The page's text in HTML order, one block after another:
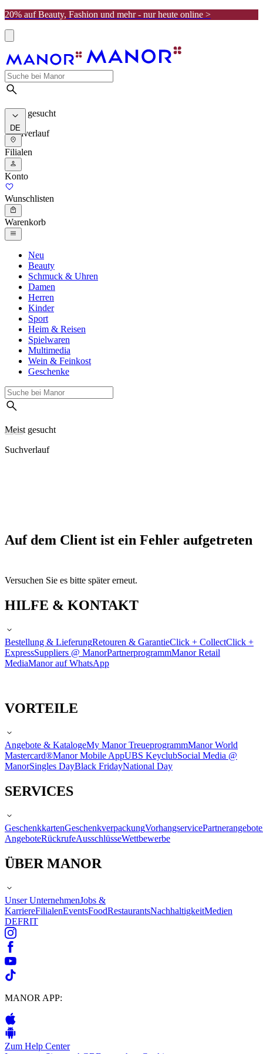
20% auf Beauty, Fashion und mehr - nur heute online >
Meist gesucht
Suchverlauf
DE
Filialen
Konto
Wunschlisten
Warenkorb
Neu
Beauty
Schmuck & Uhren
Damen
Herren
Kinder
Sport
Heim & Reisen
Spielwaren
Multimedia
Wein & Feinkost
Geschenke
Meist gesucht
Suchverlauf
Auf dem Client ist ein Fehler aufgetreten
Versuchen Sie es bitte später erneut.
HILFE & KONTAKT
Bestellung & LieferungRetouren & GarantieClick + CollectClick +
ExpressSuppliers @ ManorPartnerprogrammManor Retail
MediaManor auf WhatsApp
VORTEILE
Angebote & KatalogeMy Manor TreueprogrammManor World
Mastercard®Manor Mobile AppUBS KeyclubSocial Media @
ManorSingles DayBlack FridayNational Day
SERVICES
GeschenkkartenGeschenkverpackungVorhangservicePartnerangebote
AngeboteRückrufeAusschlüsseWettbewerbe
ÜBER MANOR
Unser UnternehmenJobs &
KarriereFilialenEventsFoodRestaurantsNachhaltigkeitMedien
DEFRIT
MANOR APP:
Zum Help Center